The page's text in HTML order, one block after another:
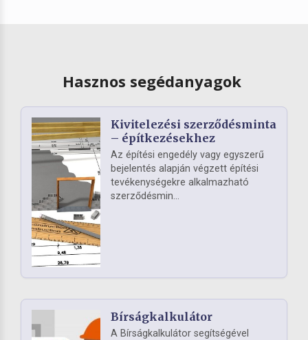
Hasznos segédanyagok
Kivitelezési szerződésminta
– építkezésekhez
Az építési engedély vagy egyszerű
bejelentés alapján végzett építési
tevékenységekre alkalmazható
szerződésmin...
Bírságkalkulátor
A Bírságkalkulátor segítségével